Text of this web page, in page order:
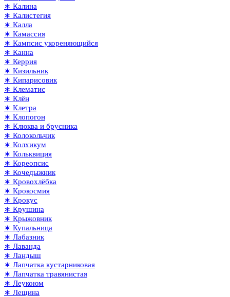
∗ Калина
∗ Калистегия
∗ Калла
∗ Камассия
∗ Кампсис укореняющийся
∗ Канна
∗ Керрия
∗ Кизильник
∗ Кипарисовик
∗ Клематис
∗ Клён
∗ Клетра
∗ Клопогон
∗ Клюква и брусника
∗ Колокольчик
∗ Колхикум
∗ Кольквиция
∗ Кореопсис
∗ Кочедыжник
∗ Кровохлёбка
∗ Крокосмия
∗ Крокус
∗ Крушина
∗ Крыжовник
∗ Купальница
∗ Лабазник
∗ Лаванда
∗ Ландыш
∗ Лапчатка кустарниковая
∗ Лапчатка травянистая
∗ Леукоюм
∗ Лещина